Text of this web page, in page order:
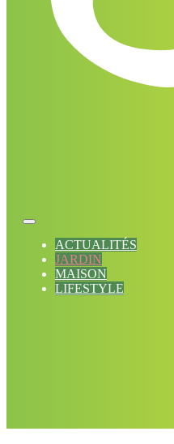
ACTUALITÉS
JARDIN
MAISON
LIFESTYLE